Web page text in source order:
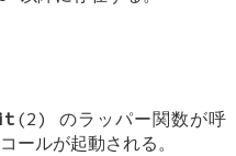
(2) のラッパー関数が呼
ールが起動される。